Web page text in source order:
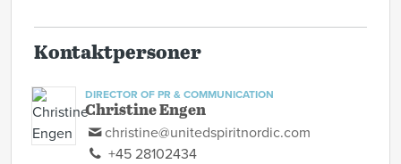
Kontaktpersoner
DIRECTOR OF PR & COMMUNICATION
Christine Engen
christine@unitedspiritnordic.com
+45 28102434